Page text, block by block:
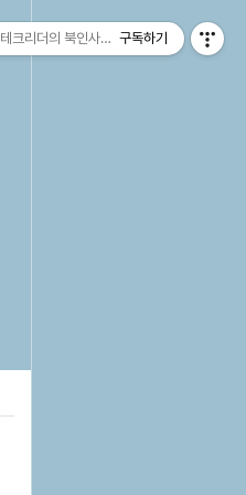
테크리더의 북인사이트(Book Insight) :: 새
구독하기